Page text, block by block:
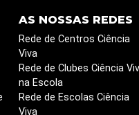
AS NOSSAS REDES
Rede de Centros Ciência
Viva
Rede de Clubes Ciência
na Escola
Rede de Escolas Ciência
Viva